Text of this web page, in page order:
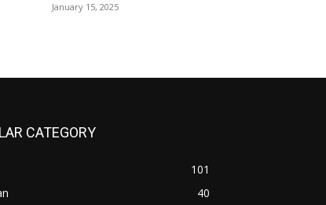
January 15, 2025
CATEGORY
101
40